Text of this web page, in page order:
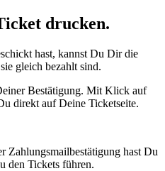
drucken.
hast, kannst Du Dir die
gleich bezahlt sind.
Bestätigung. Mit Klick auf
direkt auf Deine Ticketseite.
Zahlungsmailbestätigung hast Du
den Tickets führen.